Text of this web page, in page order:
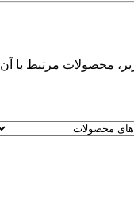
محصولات مرتبط با آن